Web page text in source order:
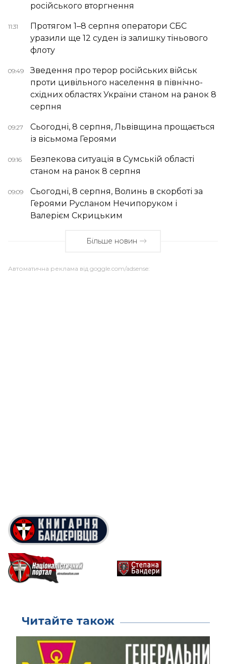
російського вторгнення
11:31
Протягом 1–8 серпня оператори СБС
уразили ще 12 суден із залишку тіньового
флоту
09:49
Зведення про терор російських військ
проти цивільного населення в північно-
східних областях України станом на ранок 8
серпня
09:27
Сьогодні, 8 серпня, Львівщина прощається
із вісьмома Героями
09:16
Безпекова ситуація в Сумській області
станом на ранок 8 серпня
09:09
Сьогодні, 8 серпня, Волинь в скорботі за
Героями Русланом Нечипоруком і
Валерієм Скрицьким
Більше новин
Автоматична реклама від goggle.com/adsense:
Читайте також